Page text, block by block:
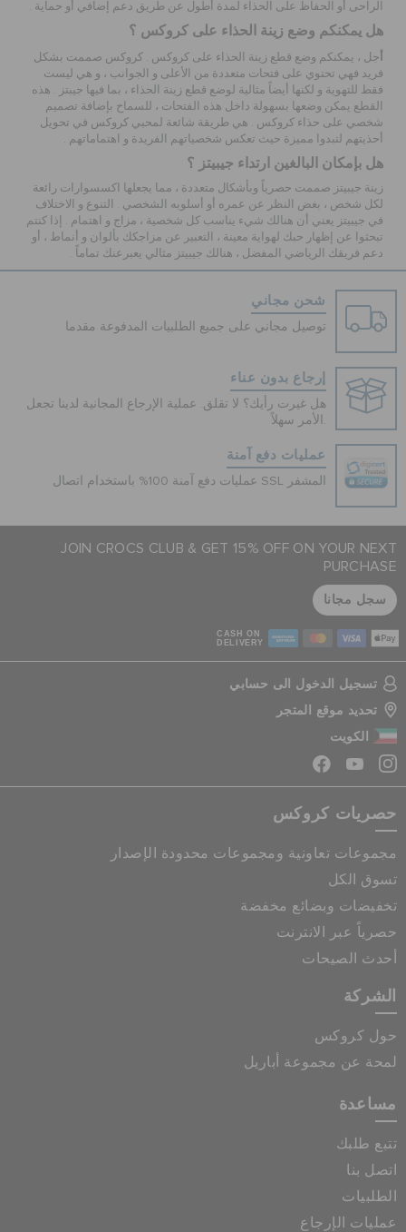
الراحى أو الحفاظ على الحذاء لمدة أطول عن طريق دعم إضافي أو حماية .
هل يمكنكم وضع زينة الحذاء على كروكس ؟
أجل ، يمكنكم وضع قطع زينة الحذاء على كروكس . كروكس صممت بشكل
فريد فهي تحتوي على فتحات متعددة من الأعلى و الجوانب ، و هي ليست
فقط للتهوية و لكنها أيضاً مثالية لوضع قطع زينة الحذاء ، بما فيها جيبتز . هذه
القطع يمكن وضعها بسهولة داخل هذه الفتحات ، للسماح بإضافة تصميم
شخصي على حذاء كروكس . هي طريقة شائعة لمحبي كروكس في تحويل
أحذيتهم لتبدوا مميزة حيث تعكس شخصياتهم الفريدة و اهتماماتهم .
هل بإمكان البالغين ارتداء جيبيتز ؟
زينة جيبيتز صممت حصرياً وبأشكال متعددة ، مما يجعلها اكسسوارات رائعة
لكل شخص ، بغض النظر عن عمره أو أسلوبه الشخصي . التنوع و الاختلاف
في جيبيتز يعني أن هنالك شيء يناسب كل شخصية ، مزاج و اهتمام . إذا كنتم
تبحثوا عن إظهار حبك لهواية معينة ، التعبير عن مزاجكك بألوان و أنماط ، أو
دعم فريقك الرياضي المفضل ، هنالك جيبيتز مثالي يعبرعنك تماماً .
شحن مجاني
توصيل مجاني على جميع الطلبيات المدفوعة مقدما
إرجاع بدون عناء
هل غيرت رأيك؟ لا تقلق. عملية الإرجاع المجانية لدينا تجعل
الأمر سهلاً.
عمليات دفع آمنة
عمليات دفع آمنة 100% باستخدام اتصال SSL المشفر
JOIN CROCS CLUB & GET 15% OFF ON YOUR NEXT
PURCHASE
سجل مجانا
CASH ON
DELIVERY
تسجيل الدخول الى حسابي
تحديد موقع المتجر
الكويت
حصريات كروكس
مجموعات تعاونية ومجموعات محدودة الإصدار
تسوق الكل
تخفيضات وبضائع مخفضة
حصرياً عبر الانترنت
أحدث الصيحات
الشركة
حول كروكس
لمحة عن مجموعة أباريل
مساعدة
تتبع طلبك
اتصل بنا
الطلبيات
عمليات الإرجاع